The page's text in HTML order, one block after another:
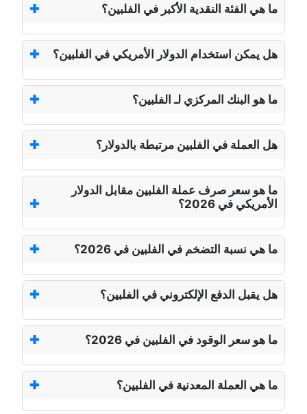
ما هي الفئة النقدية الأكبر في الفلبين؟
هل يمكن استخدام الدولار الأمريكي في الفلبين؟
ما هو البنك المركزي لـ الفلبين؟
هل العملة في الفلبين مرتبطة بالدولار؟
ما هو سعر صرف عملة الفلبين مقابل الدولار
الأمريكي في 2026؟
ما هي نسبة التضخم في الفلبين في 2026؟
هل يقبل الدفع الإلكتروني في الفلبين؟
ما هو سعر الوقود في الفلبين في 2026؟
ما هي العملة المعدنية في الفلبين؟